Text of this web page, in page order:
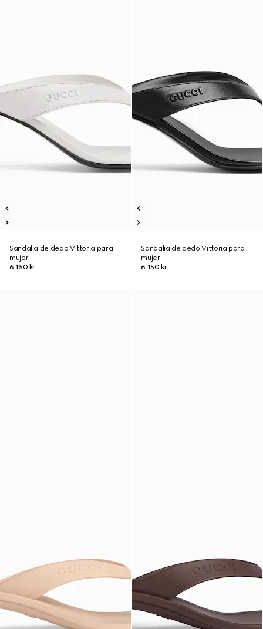
Sandalia de dedo Vittoria para
mujer
6.150 kr.
Sandalia de dedo Vittoria para
mujer
6.150 kr.